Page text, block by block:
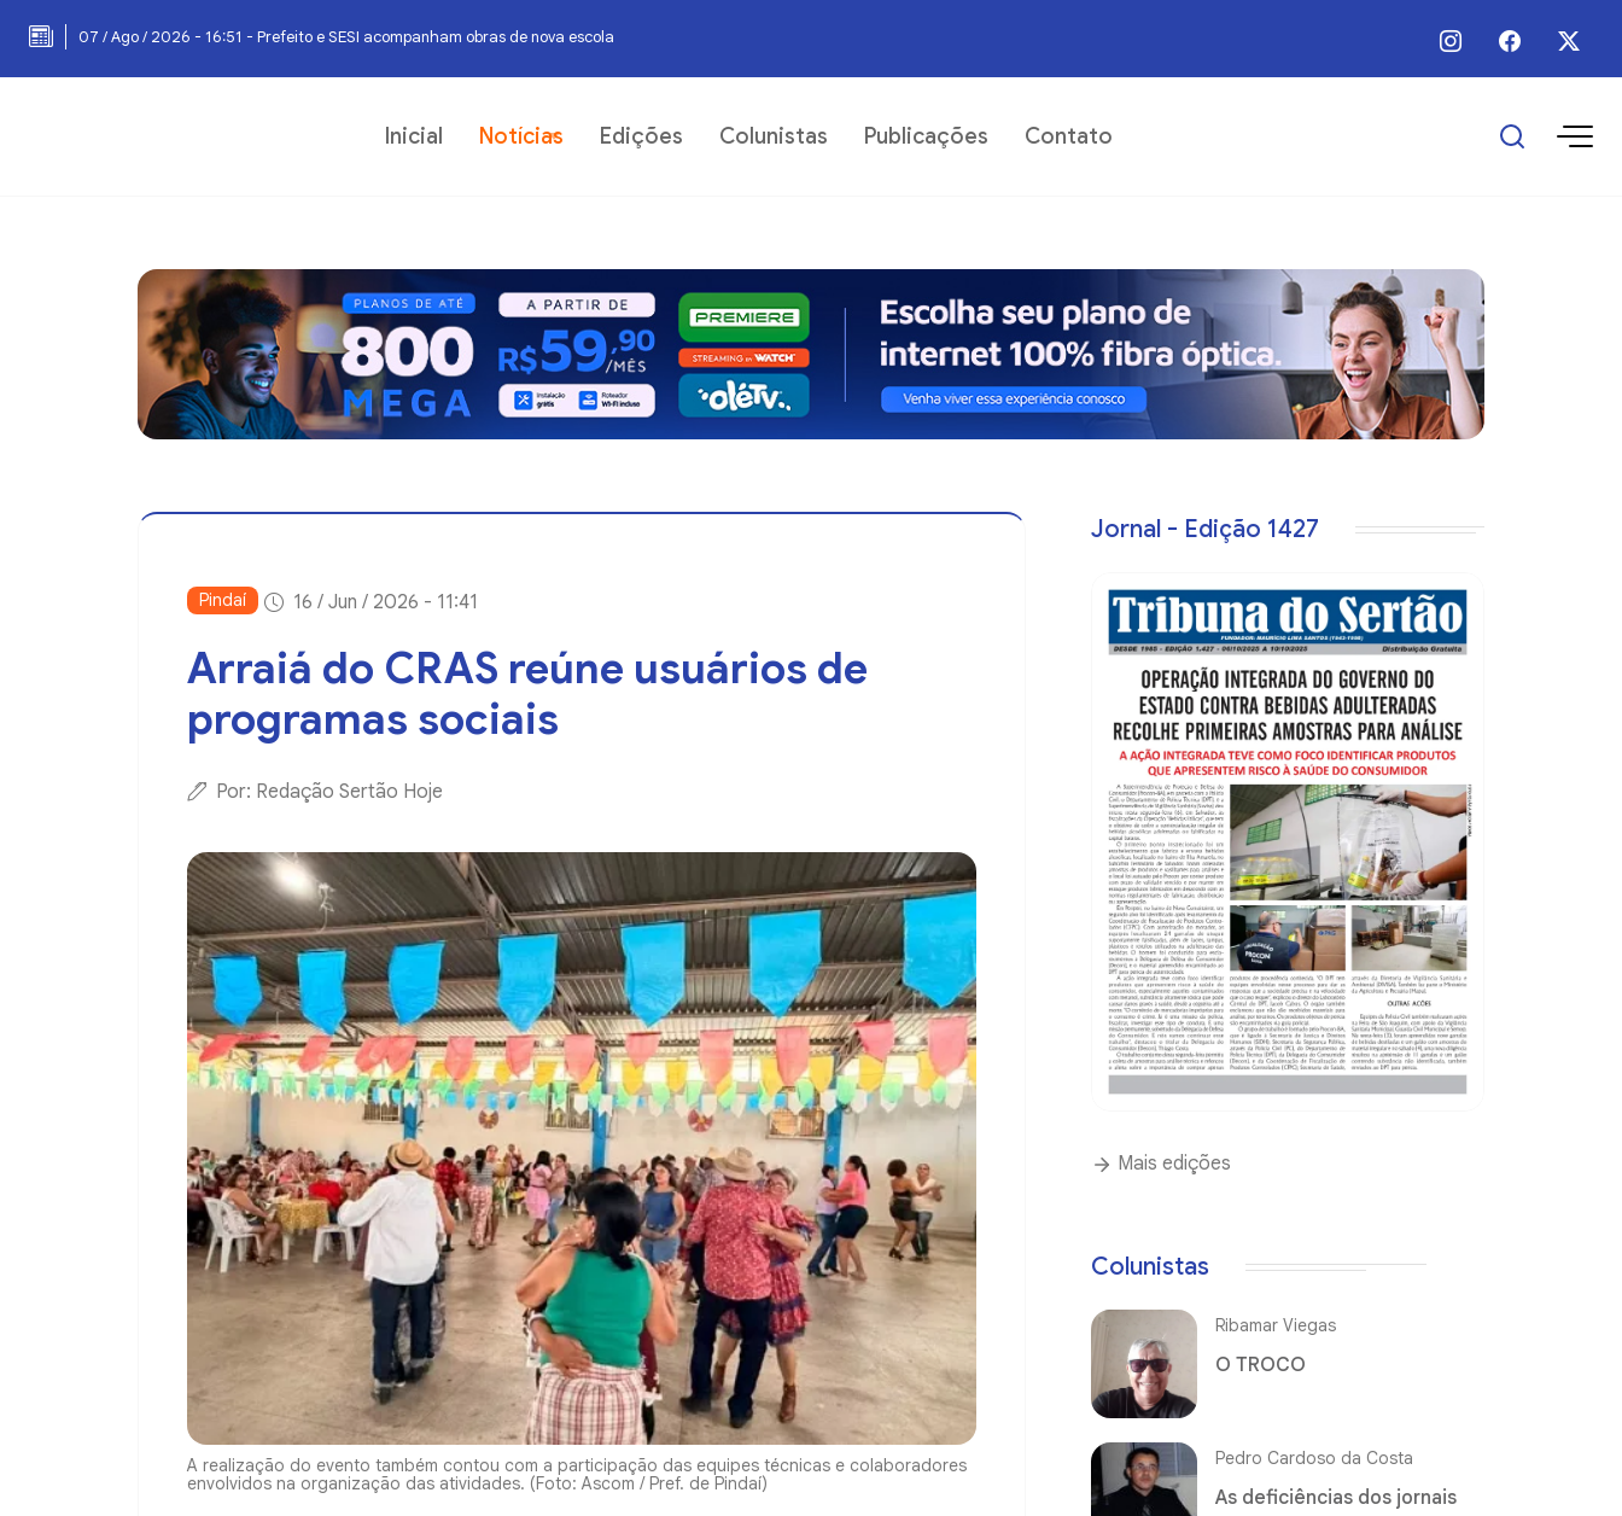
07 / Ago / 2026 - 16:51 - Prefeito e SESI acompanham obras de nova escola 07 / Ago / 2026 - 16:25 - Escolas municipais superam metas do IDEB
Inicial Notícias Edições Colunistas Publicações Contato
Pindaí 16 / Jun / 2026 - 11:41
Arraiá do CRAS reúne usuários de
programas sociais
Por: Redação Sertão Hoje
A realização do evento também contou com a participação das equipes técnicas e colaboradores
envolvidos na organização das atividades. (Foto: Ascom / Pref. de Pindaí)
Jornal - Edição 1427
Mais edições
Colunistas
Ribamar Viegas
O TROCO
Pedro Cardoso da Costa
As deficiências dos jornais